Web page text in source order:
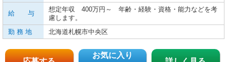
給 与
想定年収 400万円～ 年齢・経験・資格・能力などを考
慮します。
勤 務 地
北海道札幌市中央区
お気に入り